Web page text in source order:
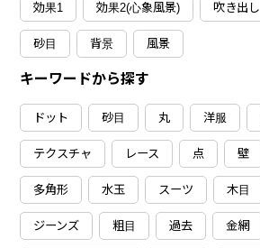
効果1 効果2(心象風景) 吹き出し
砂目 背景 風景
キーワードから探す
ドット 砂目 丸 洋服
テクスチャ レース 点 壁
多角形 水玉 スーツ 木目
ジーンズ 粗目 過去 金網